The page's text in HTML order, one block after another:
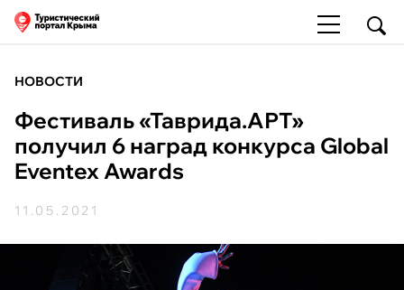
НОВОСТИ
Фестиваль «Таврида.АРТ»
получил 6 наград конкурса Global
Eventex Awards
11.05.2021